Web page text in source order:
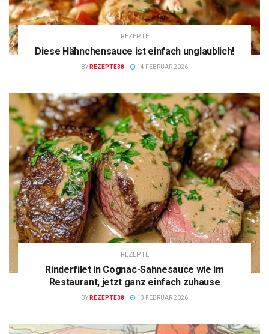
REZEPTE
Diese Hähnchensauce ist einfach unglaublich!
BY REZEPTE38 14 FEBRUAR 2026
REZEPTE
Rinderfilet in Cognac-Sahnesauce wie im
Restaurant, jetzt ganz einfach zuhause
BY REZEPTE38 13 FEBRUAR 2026